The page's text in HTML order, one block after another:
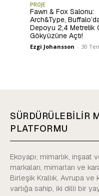
PROJE
Fawn & Fox Salonu:
Arch&Type,
Depoyu 2,4 Metrelik
Gökyüzüne Açtı!
Ezgi Johansson - 30
SÜRDÜRÜLEBİLİR
PLATFORMU
Ekoyapı; mimarlık, inşaat
markaları, mimarları ve
Birleşik Krallık, Avrupa
varlığa sahip, iki dilli bir